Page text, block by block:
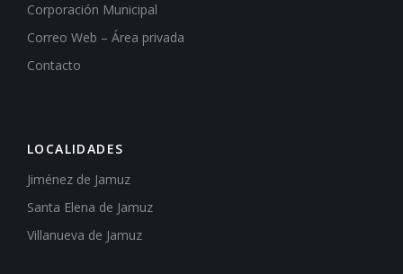
Corporación Municipal
Correo Web – Área privada
Contacto
LOCALIDADES
Jiménez de Jamuz
Santa Elena de Jamuz
Villanueva de Jamuz